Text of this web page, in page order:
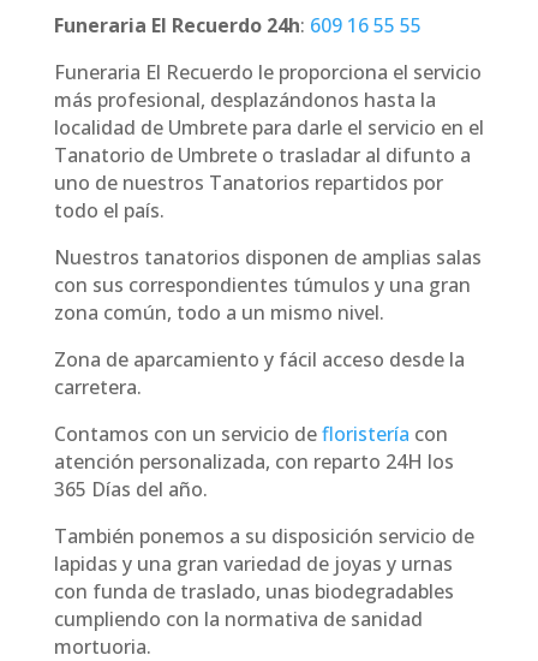
Funeraria El Recuerdo 24h: 609 16 55 55
Funeraria El Recuerdo le proporciona el servicio
más profesional, desplazándonos hasta la
localidad de Umbrete para darle el servicio en el
Tanatorio de Umbrete o trasladar al difunto a
uno de nuestros Tanatorios repartidos por
todo el país.
Nuestros tanatorios disponen de amplias salas
con sus correspondientes túmulos y una gran
zona común, todo a un mismo nivel.
Zona de aparcamiento y fácil acceso desde la
carretera.
Contamos con un servicio defloristería con
atención personalizada, con reparto 24H los
365 Días del año.
También ponemos a su disposición servicio de
lapidas y una gran variedad de joyas y urnas
con funda de traslado, unas biodegradables
cumpliendo con la normativa de sanidad
mortuoria.